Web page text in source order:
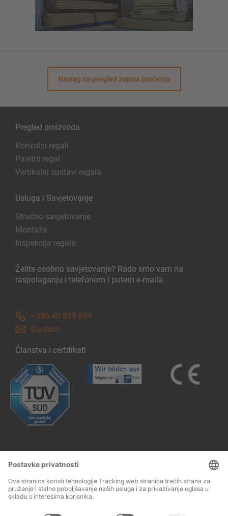
Natrag na pregled zapisa praćenja
Pregled proizvoda
Konzolni regali
Paletni regal
Vertikalni sustavi regala
Usluga i Savjetovanje
Stručno savjetovanje
Montaža
Inspekcija regala
Želite osobno savjetovanje? Rado smo vam na
raspolaganju i telefonom i putem e-maila.
+386 40 825 699
Contact
Članstva i certifikati